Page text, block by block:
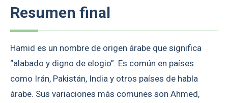
Resumen final
Hamid es un nombre de origen árabe que significa
“alabado y digno de elogio”. Es común en países
como Irán, Pakistán, India y otros países de habla
árabe. Sus variaciones más comunes son Ahmed,